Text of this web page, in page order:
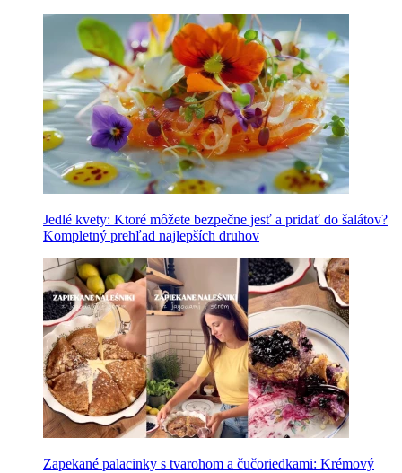
Jedlé kvety: Ktoré môžete bezpečne jesť a pridať do šalátov?
Kompletný prehľad najlepších druhov
Zapekané palacinky s tvarohom a čučoriedkami: Krémový